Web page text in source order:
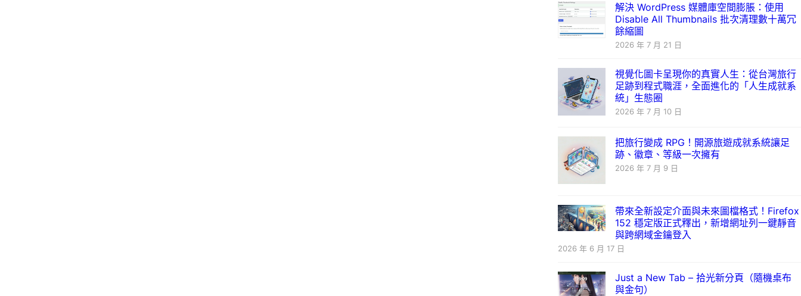
解決 WordPress 媒體庫空間膨脹：使用
Disable All Thumbnails 批次清理數十萬冗
餘縮圖
2026 年 7 月 21 日
視覺化圖卡呈現你的真實人生：從台灣旅行
足跡到程式職涯，全面進化的「人生成就系
統」生態圈
2026 年 7 月 10 日
把旅行變成 RPG！開源旅遊成就系統讓足
跡、徽章、等級一次擁有
2026 年 7 月 9 日
帶來全新設定介面與未來圖檔格式！Firefox
152 穩定版正式釋出，新增網址列一鍵靜音
與跨網域金鑰登入
2026 年 6 月 17 日
Just a New Tab – 拾光新分頁（隨機桌布
與金句）